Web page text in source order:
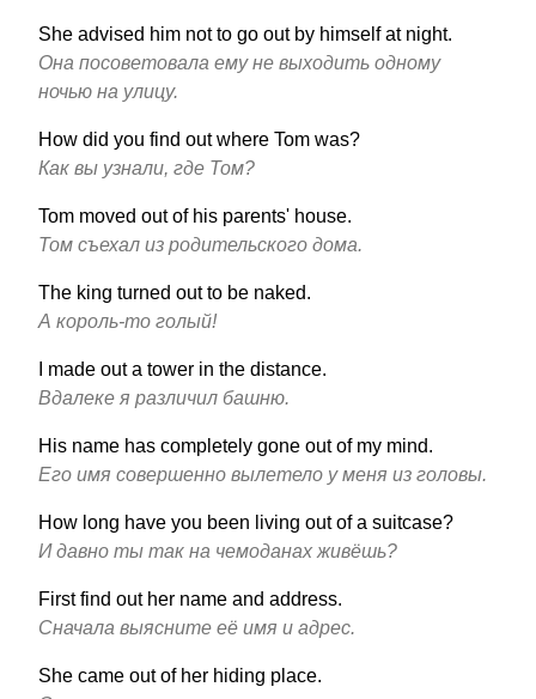
She advised him not to go out by himself at night.
Она посоветовала ему не выходить одному
ночью на улицу.
How did you find out where Tom was?
Как вы узнали, где Том?
Tom moved out of his parents' house.
Том съехал из родительского дома.
The king turned out to be naked.
А король-то голый!
I made out a tower in the distance.
Вдалеке я различил башню.
His name has completely gone out of my mind.
Его имя совершенно вылетело у меня из головы.
How long have you been living out of a suitcase?
И давно ты так на чемоданах живёшь?
First find out her name and address.
Сначала выясните её имя и адрес.
She came out of her hiding place.